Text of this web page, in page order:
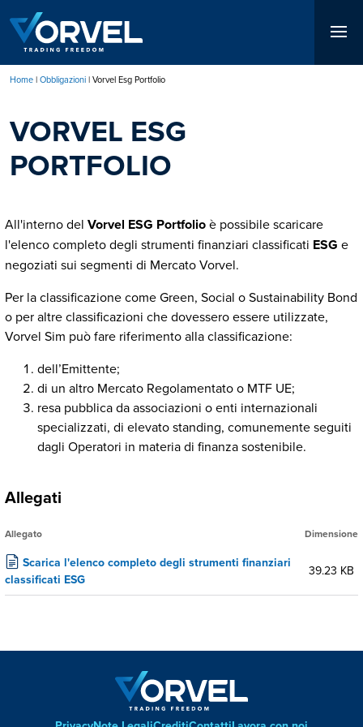
contenuto
principale
di
pane
Home Obbligazioni Vorvel Esg Portfolio
VORVEL ESG
PORTFOLIO
All'interno del Vorvel ESG Portfolioè possibile scaricare
l'elenco completo degli strumenti finanziari classificati ESG e
negoziati sui segmenti di Mercato Vorvel.
Per la classificazione come Green, Social o Sustainability Bond
o per altre classificazioni che dovessero essere utilizzate,
Vorvel Sim può fare riferimento alla classificazione:
dell’Emittente;
di un altro Mercato Regolamentato o MTF UE;
resa pubblica da associazioni o enti internazionali
specializzati, di elevato standing, comunemente seguiti
dagli Operatori in materia di finanza sostenibile.
Allegati
Allegato Dimensione
Scarica l'elenco completo degli strumenti finanziari
classificati ESG
39.23 KB